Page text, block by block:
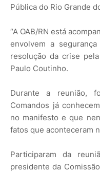
Pública do Rio Grande
“A OAB/RN está
envolvem a
resolução da crise
Paulo Coutinho.
Durante a reunião,
Comandos já
no manifesto e que
fatos que aconteceram
Participaram da
presidente da